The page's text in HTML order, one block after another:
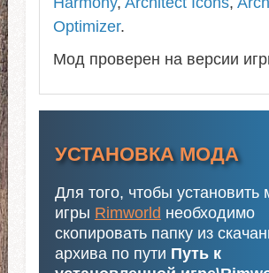
Optimizer.
Мод проверен на версии
УСТАНОВКА МОДА
Для того, чтобы установить
игры Rimworld необходимо
скопировать папку из
архива по пути Путь к